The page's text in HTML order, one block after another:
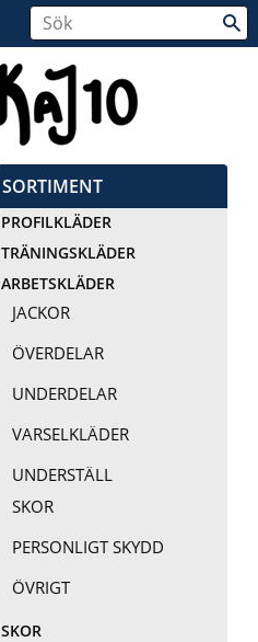
SORTIMENT
PROFILKLÄDER
TRÄNINGSKLÄDER
ARBETSKLÄDER
JACKOR
ÖVERDELAR
UNDERDELAR
VARSELKLÄDER
UNDERSTÄLL
SKOR
PERSONLIGT SKYDD
ÖVRIGT
SKOR